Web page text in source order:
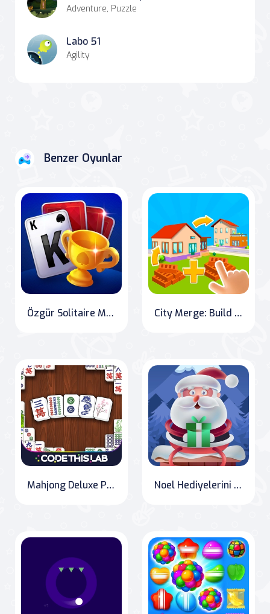
Adventure, Puzzle
Labo 51
Agility
Benzer Oyunlar
Özgür Solitaire Mavi" City Merge: Build and Prosper
Mahjong Deluxe Plus Noel Hediyelerini Kurtar